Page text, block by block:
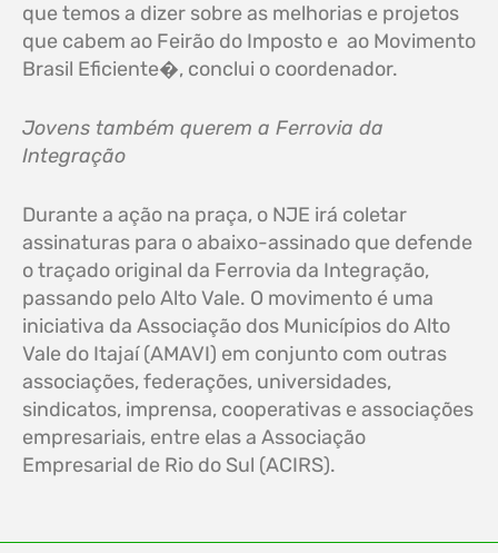
que temos a dizer sobre as melhorias e projetos
que cabem ao Feirão do Imposto e ao Movimento
Brasil Eficiente�, conclui o coordenador.
Jovens também querem a Ferrovia da
Integração
Durante a ação na praça, o NJE irá coletar
assinaturas para o abaixo-assinado que defende
o traçado original da Ferrovia da Integração,
passando pelo Alto Vale. O movimento é uma
iniciativa da Associação dos Municípios do Alto
Vale do Itajaí (AMAVI) em conjunto com outras
associações, federações, universidades,
sindicatos, imprensa, cooperativas e associações
empresariais, entre elas a Associação
Empresarial de Rio do Sul (ACIRS).